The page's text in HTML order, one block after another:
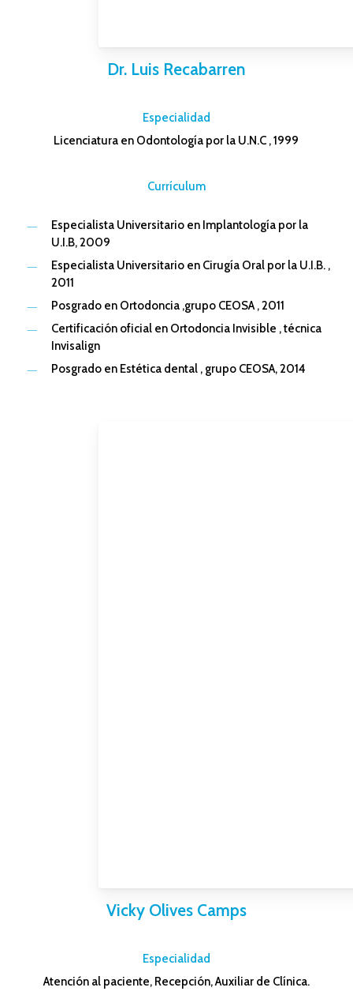
Dr. Luis Recabarren
Especialidad
Licenciatura en Odontología por la U.N.C , 1999
Currículum
Especialista Universitario en Implantología por la
U.I.B, 2009
Especialista Universitario en Cirugía Oral por la U.I.B. ,
2011
Posgrado en Ortodoncia ,grupo CEOSA , 2011
Certificación oficial en Ortodoncia Invisible , técnica
Invisalign
Posgrado en Estética dental , grupo CEOSA, 2014
Vicky Olives Camps
Especialidad
Atención al paciente, Recepción, Auxiliar de Clínica.